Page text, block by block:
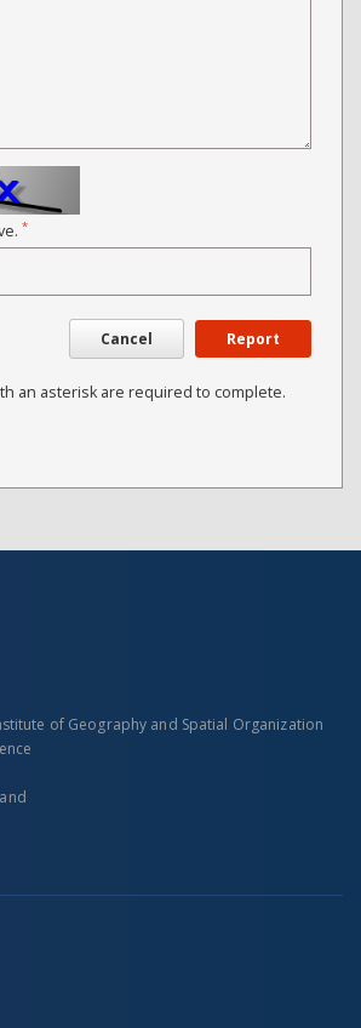
*
Cancel Report
an asterisk are required to complete.
of Geography and Spatial Organization